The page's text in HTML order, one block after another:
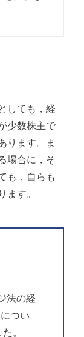
しても，経
少数株主で
ります。ま
場合に，そ
も，自らも
ます。
法の経
つい
。